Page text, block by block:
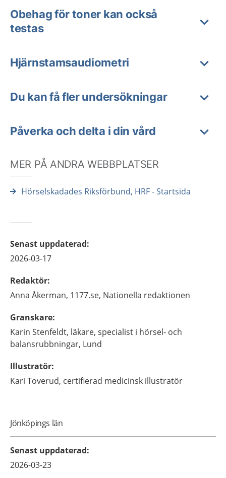
Obehag för toner kan också
testas
Hjärnstamsaudiometri
Du kan få fler undersökningar
Påverka och delta i din vård
MER PÅ ANDRA WEBBPLATSER
Hörselskadades Riksförbund, HRF - Startsida
Senast uppdaterad:
2026-03-17
Redaktör:
Anna Åkerman, 1177.se, Nationella redaktionen
Granskare:
Karin Stenfeldt, läkare, specialist i hörsel- och
balansrubbningar, Lund
Illustratör:
Kari Toverud, certifierad medicinsk illustratör
Jönköpings län
Senast uppdaterad:
2026-03-23